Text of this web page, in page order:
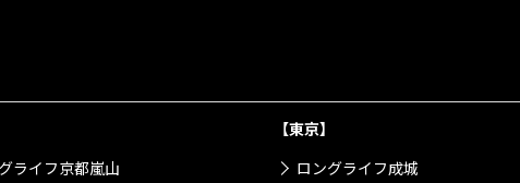
ライフ京都嵐山
【東京】
ロングライフ成城